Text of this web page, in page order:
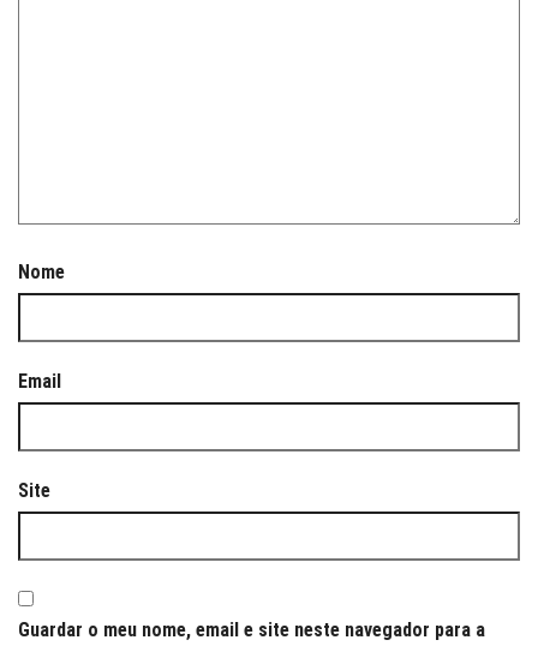
Nome
Email
Site
Guardar o meu nome, email e site neste navegador para a